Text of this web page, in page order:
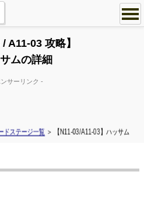
/ A11-03 攻略】
ムの詳細
サーリンク -
ドステージ一覧 ＞ 【N11-03/A11-03】ハッサム